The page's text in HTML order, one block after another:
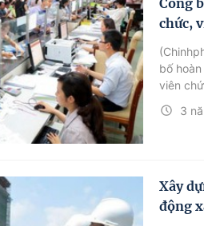
Công
chức,
3
bố
viên
thác
1/1/
Xây
động